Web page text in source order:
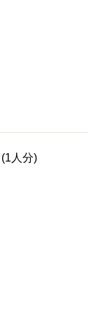
(1人分)